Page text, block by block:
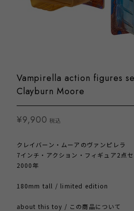
Vampirella action figures
Clayburn Moore
¥9,900 税込
クレイバーン・ムーアのヴァンピレラ
7インチ・アクション・フィギュア2点セ
2000年
180mm tall / limited edition
about this toy / この商品について